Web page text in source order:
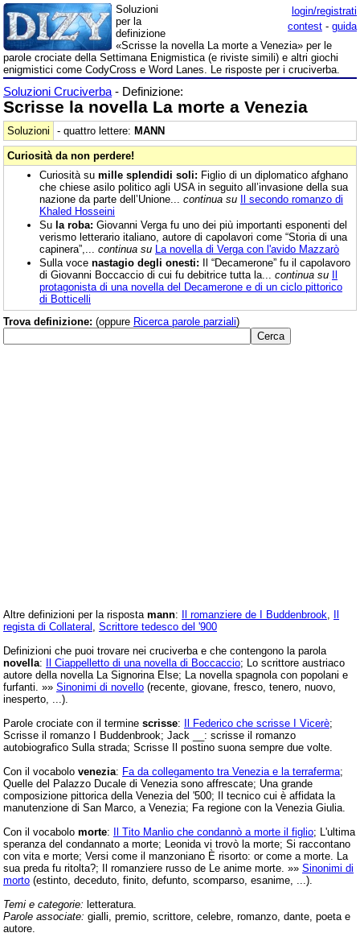
login/registrati
contest - guida
Soluzioni
per la
definizione
«Scrisse la novella La morte a Venezia» per le
parole crociate della Settimana Enigmistica (e riviste simili) e altri giochi
enigmistici come CodyCross e Word Lanes. Le risposte per i cruciverba.
Soluzioni Cruciverba - Definizione:
Scrisse la novella La morte a Venezia
Soluzioni - quattro lettere: MANN
Curiosità da non perdere!
Curiosità su mille splendidi soli: Figlio di un diplomatico afghano
che chiese asilo politico agli USA in seguito all’invasione della sua
nazione da parte dell’Unione... continua su Il secondo romanzo di
Khaled Hosseini
Su la roba: Giovanni Verga fu uno dei più importanti esponenti del
verismo letterario italiano, autore di capolavori come “Storia di una
capinera”,... continua su La novella di Verga con l'avido Mazzarò
Sulla voce nastagio degli onesti: Il “Decamerone” fu il capolavoro
di Giovanni Boccaccio di cui fu debitrice tutta la... continua su Il
protagonista di una novella del Decamerone e di un ciclo pittorico
di Botticelli
Trova definizione: (oppure Ricerca parole parziali)
Altre definizioni per la risposta mann: Il romanziere de I Buddenbrook
Il
regista di Collateral Scrittore tedesco del '900
Definizioni che puoi trovare nei cruciverba e che contengono la parola
novella: Il Ciappelletto di una novella di Boccaccio; Lo scrittore austriaco
autore della novella La Signorina Else; La novella spagnola con popolani e
furfanti. »» Sinonimi di novello (recente, giovane, fresco, tenero, nuovo,
inesperto, ...).
Parole crociate con il termine scrisse: Il Federico che scrisse I Vicerè;
Scrisse il romanzo I Buddenbrook; Jack __: scrisse il romanzo
autobiografico Sulla strada; Scrisse Il postino suona sempre due volte.
Con il vocabolo venezia: Fa da collegamento tra Venezia e la terraferma;
Quelle del Palazzo Ducale di Venezia sono affrescate; Una grande
composizione pittorica della Venezia del '500; Il tecnico cui è affidata la
manutenzione di San Marco, a Venezia; Fa regione con la Venezia Giulia.
Con il vocabolo morte: Il Tito Manlio che condannò a morte il figlio; L'ultima
speranza del condannato a morte; Leonida vi trovò la morte; Si raccontano
con vita e morte; Versi come il manzoniano È risorto: or come a morte. La
sua preda fu ritolta?; Il romanziere russo de Le anime morte. »» Sinonimi di
morto (estinto, deceduto, finito, defunto, scomparso, esanime, ...).
Temi e categorie: letteratura.
Parole associate: gialli, premio, scrittore, celebre, romanzo, dante, poeta e
autore.